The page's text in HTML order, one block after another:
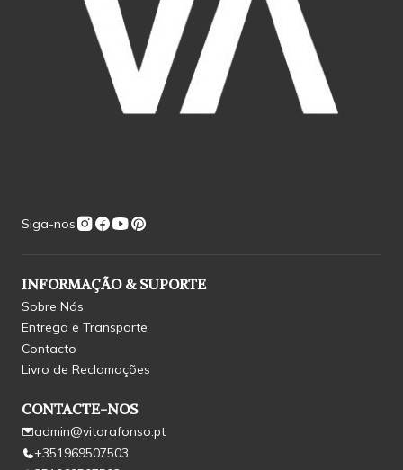
Siga-nos
INFORMAÇÃO & SUPORTE
Sobre Nós
Entrega e Transporte
Contacto
Livro de Reclamações
CONTACTE-NOS
admin@vitorafonso.pt
+351969507503